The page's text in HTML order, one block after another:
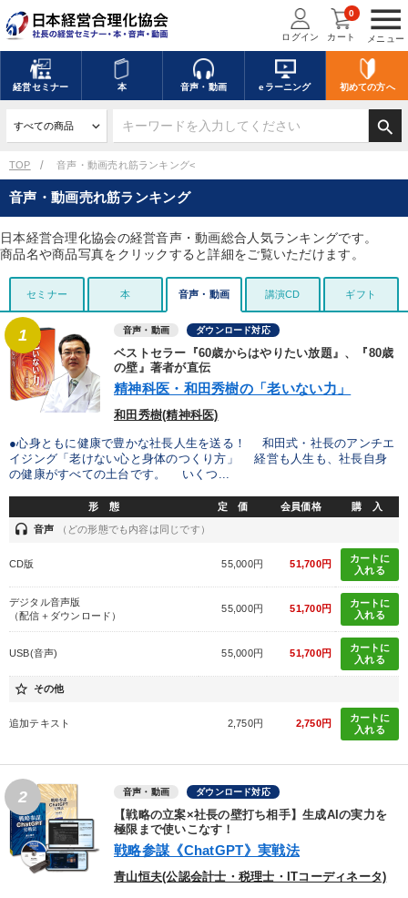
menu
メニュー
ログイン カート
0
経営セミナー 本 音声・動画 eラーニング 初めての方へ
search
TOP 音声・動画売れ筋ランキング<
音声・動画売れ筋ランキング
日本経営合理化協会の経営音声・動画総合人気ランキングです。
商品名や商品写真をクリックすると詳細をご覧いただけます。
セミナー 本 音声・動画 講演CD ギフト
1 音声・動画 ダウンロード対応
ベストセラー『60歳からはやりたい放題』、『80歳
の壁』著者が直伝
精神科医・和田秀樹の「老いない力」
和田秀樹(精神科医)
●心身ともに健康で豊かな社長人生を送る！ 和田式・社長のアンチエ
イジング「老けない心と身体のつくり方」 経営も人生も、社長自身
の健康がすべての土台です。 いくつ...
形 態 定 価 会員価格 購 入
headset 音声 （どの形態でも内容は同じです）
CD版 55,000円 51,700円
カートに
入れる
デジタル音声版
（配信＋ダウンロード）
55,000円 51,700円
カートに
入れる
USB(音声) 55,000円 51,700円
カートに
入れる
star_border その他
追加テキスト 2,750円 2,750円
カートに
入れる
2 音声・動画 ダウンロード対応
【戦略の立案×社長の壁打ち相手】生成AIの実力を
極限まで使いこなす！
戦略参謀《ChatGPT》実戦法
青山恒夫(公認会計士・税理士・ITコーディネータ)